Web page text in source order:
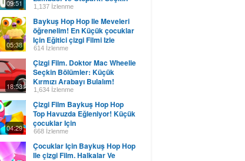
09:51
Bölümler
1,137 İzlenme
05:38
Baykuş Hop Hop Ile Meveleri
öğrenelim! En Küçük çocuklar
Için Eğitici çizgi Filmi Izle
614 İzlenme
18:53
Çizgi Film. Doktor Mac Wheelie
Seçkin Bölümler: Küçük
Kırmızı Arabayı Bulalım!
1,634 İzlenme
04:29
Çizgi Film Baykuş Hop Hop
Top Havuzda Eğleniyor! Küçük
çocuklar Için
668 İzlenme
Çocuklar Için Baykuş Hop Hop
Ile çizgi Film. Halkalar Ve